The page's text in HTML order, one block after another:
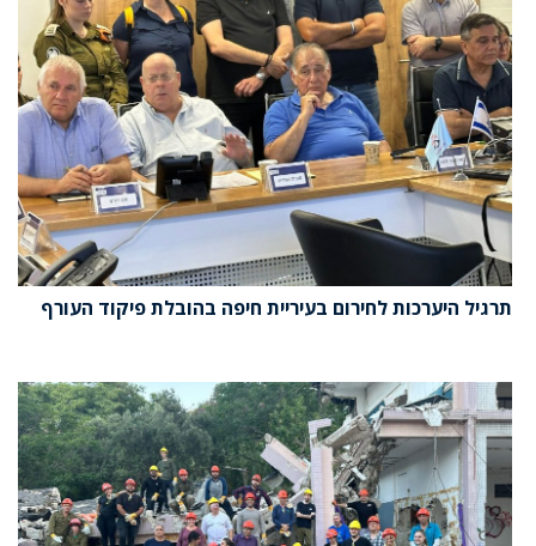
תרגיל היערכות לחירום בעיריית חיפה בהובלת פיקוד העורף